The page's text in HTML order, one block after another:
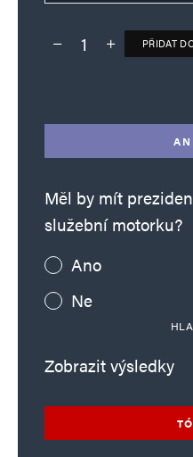
Deník TO – verze bezPŘIDAT
Měl by mít
služební motorku?
Ano
Ne
Zobrazit výsledky